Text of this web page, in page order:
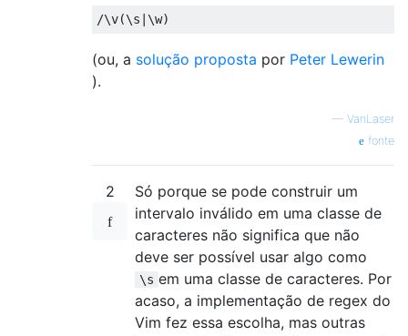
(ou, a solução proposta por Peter Lewerin
).
— VanLaser
fonte
2
Só porque se pode construir um
intervalo inválido em uma classe de
caracteres não significa que não
deve ser possível usar algo como
\s em uma classe de caracteres. Por
acaso, a implementação de regex do
Vim fez essa escolha, mas outras